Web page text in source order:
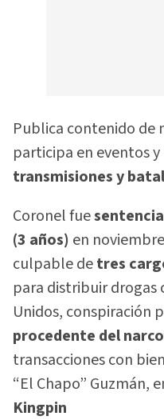
Publica contenido de
participa en eventos
transmisiones y
Coronel fue
(3 años) en
culpable detres
para distribuir drogas
Unidos, conspiración
procedente del
transacciones con
“El Chapo” Guzmán,
Kingpin